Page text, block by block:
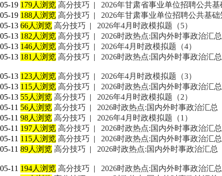
05-19 179人浏览 高分技巧 |
2026年甘肃省事业单位招聘公共
05-19 188人浏览 高分技巧 |
2026年甘肃事业单位招聘公共基
05-13 66人浏览 高分技巧 |
2026年4月时政模拟题（5）
05-13 182人浏览 高分技巧 |
2026时政热点:国内外时事政治汇
05-13 146人浏览 高分技巧 |
2026年4月时政模拟题（4）
05-13 181人浏览 高分技巧 | 2026时政热点:国内外时事政治汇
05-13 123人浏览 高分技巧 |
2026年4月时政模拟题（3）
05-13 115人浏览 高分技巧 |
2026时政热点:国内外时事政治汇
05-13 55人浏览 高分技巧 |
2026年4月时政模拟题（2）
05-11 56人浏览 高分技巧 |
2026时政热点:国内外时事政治汇总
05-11 98人浏览 高分技巧 |
2026年4月时政模拟题（1）
05-11 197人浏览 高分技巧 |
2026时政热点:国内外时事政治汇
05-11 115人浏览 高分技巧 |
2026时政热点:国内外时事政治汇
05-11 89人浏览 高分技巧 | 2026时政热点:国内外时事政治汇总
05-11 194人浏览 高分技巧 |
2026时政热点:国内外时事政治汇